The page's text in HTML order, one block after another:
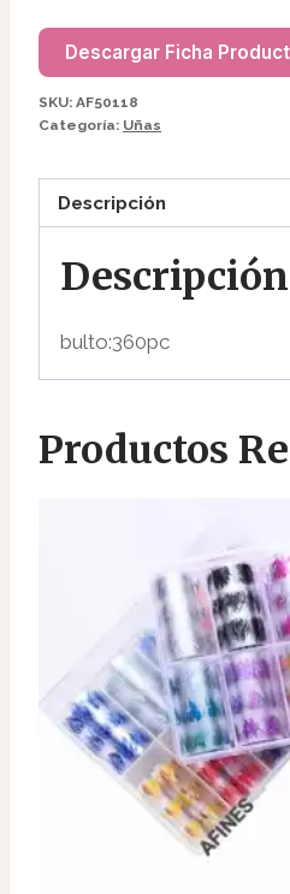
LIJADO(50PC)
AF50118
cantidad
Descargar Ficha
SKU: AF50118
Categoría: Uñas
Descripción
Descripción
bulto:360pc
Productos